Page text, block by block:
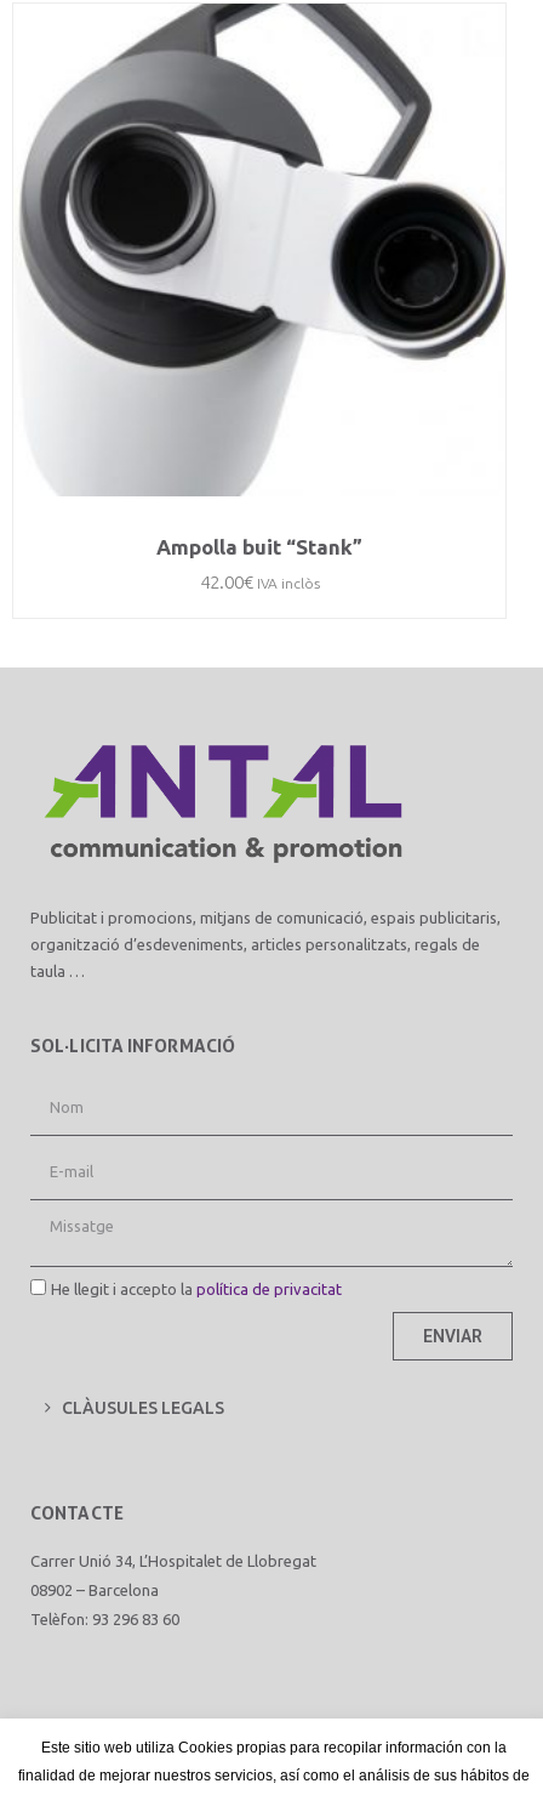
Ampolla buit “Stank”
42.00€ IVA inclòs
Publicitat i promocions, mitjans de comunicació, espais publicitaris,
organització d’esdeveniments, articles personalitzats, regals de
taula …
SOL·LICITA INFORMACIÓ
He llegit i accepto la política de privacitat
ENVIAR
CLÀUSULES LEGALS
CONTACTE
Carrer Unió 34, L’Hospitalet de Llobregat
08902 – Barcelona
Telèfon: 93 296 83 60
Este sitio web utiliza Cookies propias para recopilar información con la
finalidad de mejorar nuestros servicios, así como el análisis de sus hábitos de